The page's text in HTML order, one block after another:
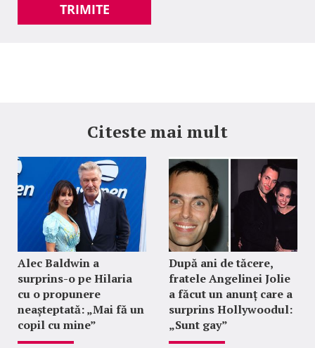
TRIMITE
Citeste mai mult
Alec Baldwin a
surprins-o pe Hilaria
cu o propunere
neașteptată: „Mai fă un
copil cu mine”
După ani de tăcere,
fratele Angelinei Jolie
a făcut un anunț care a
surprins Hollywoodul:
„Sunt gay”